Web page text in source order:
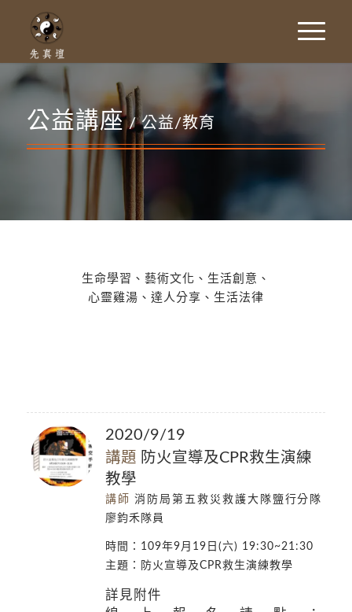
公益講座/ 公益/教育
生命學習、藝術文化、生活創意、
心靈雞湯、達人分享、生活法律
講題 防火宣導及CPR救生演練
教學
2020/9/19
講師消防局第五救災救護大隊鹽行分隊
廖鈞禾隊員
時間：109年9月19日(六) 19:30~21:30
主題：防火宣導及CPR救生演練教學
詳見附件